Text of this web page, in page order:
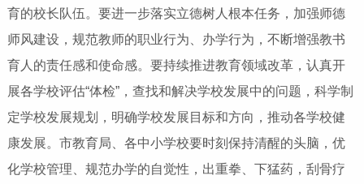
育的校长队伍。要进一步落实立德树人根本任务，加强师德
师风建设，规范教师的职业行为、办学行为，不断增强教书
育人的责任感和使命感。要持续推进教育领域改革，认真开
展各学校评估“体检”，查找和解决学校发展中的问题，科学制
定学校发展规划，明确学校发展目标和方向，推动各学校健
康发展。市教育局、各中小学校要时刻保持清醒的头脑，优
化学校管理、规范办学的自觉性，出重拳、下猛药，刮骨疗